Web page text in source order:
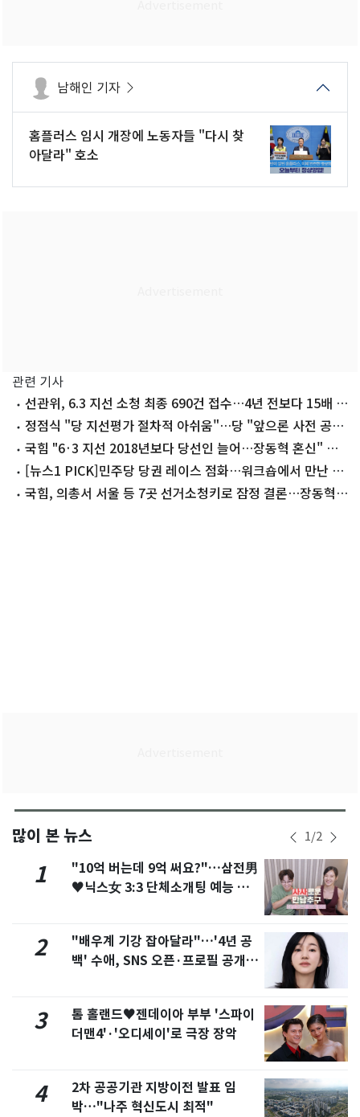
남해인 기자
홈플러스 임시 개장에 노동자들 "다시 찾
아달라" 호소
관련 기사
선관위, 6.3 지선 소청 최종 690건 접수…4년 전보다 15배 폭
증(종합)
정점식 "당 지선평가 절차적 아쉬움"…당 "앞으론 사전 공
유"국힘 "6·3 지선 2018년보다 당선인 늘어…장동혁 혼신" 자
평 [뉴스1 PICK]민주당 당권 레이스 점화…워크숍에서 만난 정
청래·김민석
국힘, 의총서 서울 등 7곳 선거소청키로 잠정 결론…장동혁
많이 본 뉴스 1/2
1
"10억 버는데 9억 써요?"…삼전男
♥닉스女 3:3 단체소개팅 예능 화
2
"배우계 기강 잡아달라"…'4년 공
백' 수애, SNS 오픈·프로필 공개
3
톰 홀랜드♥젠데이아 부부 '스파이
더맨4'·'오디세이'로 극장 장악
4
2차 공공기관 지방이전 발표 임
박…"나주 혁신도시 최적"